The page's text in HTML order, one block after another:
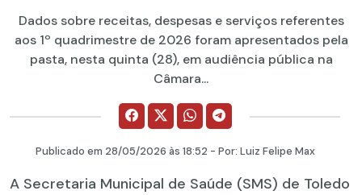
Dados sobre receitas, despesas e serviços referentes
aos 1º quadrimestre de 2026 foram apresentados pela
pasta, nesta quinta (28), em audiência pública na
Câmara...
Publicado em 28/05/2026 às 18:52 - Por: Luiz Felipe Max
A Secretaria Municipal de Saúde (SMS) de Toledo